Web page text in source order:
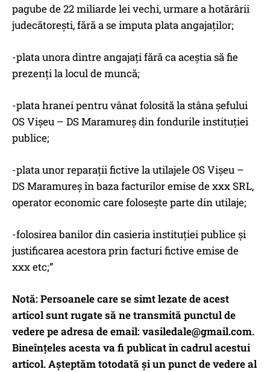
pagube de 22 miliarde lei vechi, urmare a hotărârii
judecătorești, fără a se imputa plata angajaților;
-plata unora dintre angajați fără ca aceștia să fie
prezenți la locul de muncă;
-plata hranei pentru vânat folosită la stâna șefului
OS Vișeu – DS Maramureș din fondurile instituției
publice;
-plata unor reparații fictive la utilajele OS Vișeu –
DS Maramureș în baza facturilor emise de xxx SRL,
operator economic care folosește parte din utilaje;
-folosirea banilor din casieria instituției publice și
justificarea acestora prin facturi fictive emise de
xxx etc;”
Notă: Persoanele care se simt lezate de acest
articol sunt rugate să ne transmită punctul de
vedere pe adresa de email:vasiledale@gmail.com.
Bineînțeles acesta va fi publicat în cadrul acestui
articol. Așteptăm totodată și un punct de vedere al